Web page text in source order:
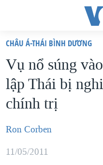
truy
cập
Tới
nội
chính
điều
VIỆT NAM
HOA KỲ
BIỂN ĐÔNG
THẾ GIỚI
DIỄN ĐÀN
CHÂU Á-THÁI BÌNH DƯƠNG
Vụ nổ súng
lập Thái bị
chính trị
Ron Corben
11/05/2011